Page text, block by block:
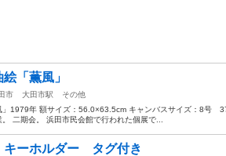
「薫風」
市 大田市駅
その他
」1979年 額サイズ：56.0×63.5cm キャンバスサイズ：8
二期会。 浜田市民会館で行われた個展で...
ーホルダー タグ付き